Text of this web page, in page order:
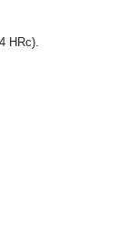
HRc).